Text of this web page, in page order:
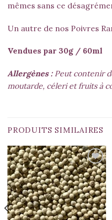
mêmes sans ce
Un autre de nos Poivres
Vendues par 30g / 60ml
Allergènes :Peut contenir
moutarde, céleri et fruits à
PRODUITS SIMILAIRES